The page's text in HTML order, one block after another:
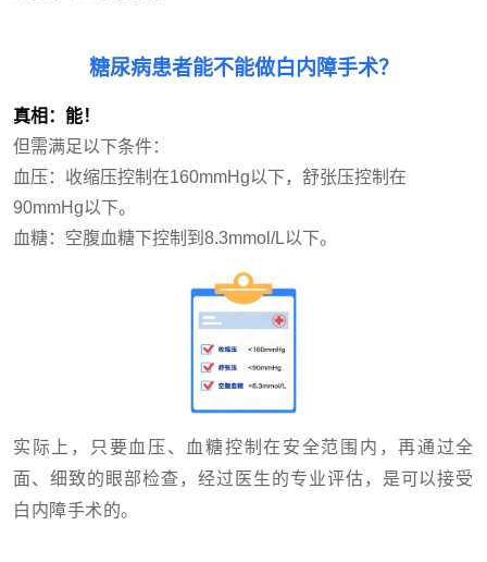
糖尿病患者能不能做白内障手术？
真相：能！
但需满足以下条件：
血压：收缩压控制在160mmHg以下，舒张压控制在
90mmHg以下。
血糖：空腹血糖下控制到8.3mmol/L以下。
实际上，只要血压、血糖控制在安全范围内，再通过全
面、细致的眼部检查，经过医生的专业评估，是可以接受
白内障手术的。